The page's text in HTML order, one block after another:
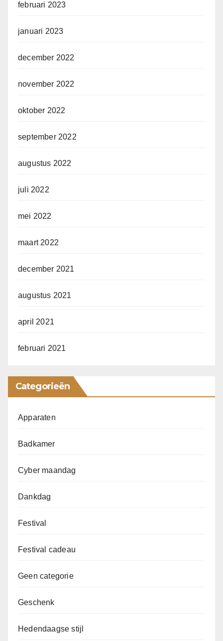
februari 2023
januari 2023
december 2022
november 2022
oktober 2022
september 2022
augustus 2022
juli 2022
mei 2022
maart 2022
december 2021
augustus 2021
april 2021
februari 2021
Categorieën
Apparaten
Badkamer
Cyber maandag
Dankdag
Festival
Festival cadeau
Geen categorie
Geschenk
Hedendaagse stijl